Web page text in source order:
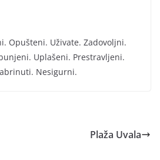
Opušteni. Uživate. Zadovoljni.
Uplašeni. Prestravljeni.
Nesigurni.
Plaža Uvala